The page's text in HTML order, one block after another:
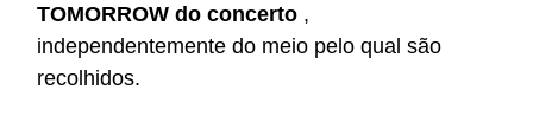
TOMORROW do concerto ,
independentemente do meio pelo qual são
recolhidos.